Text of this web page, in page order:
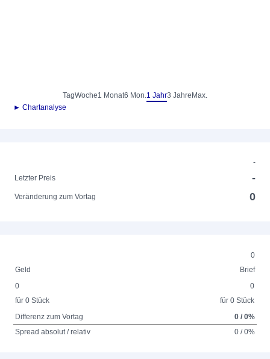
TagWoche1 Monat6 Mon.1 Jahr3 Jahre Max.
► Chartanalyse
-
Letzter Preis
-
Veränderung zum Vortag 0
0
Geld
Brief
0
für 0 Stück
0
für 0 Stück
Differenz zum Vortag
0 / 0%
Spread absolut / relativ
0 / 0%